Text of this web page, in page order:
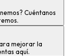
Cuéntanos
mejorar la
aquí.